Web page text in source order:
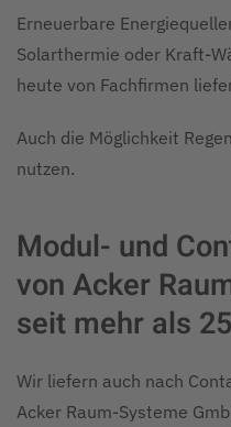
Erneuerbare
Solarthermie oder Kraft-
heute von Fachfirmen
Auch die Möglichkeit
nutzen.
Modul- und
von Acker
seit mehr als
Wir liefern auch nach
Acker Raum-Systeme